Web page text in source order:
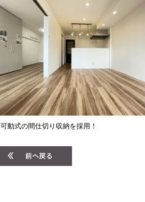
可動式の間仕切り収納を採用！